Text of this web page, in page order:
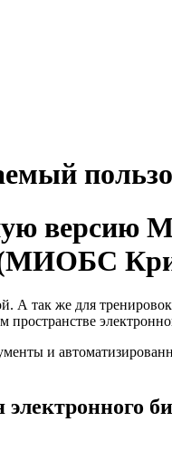
версию
(МИОБС
А так же для
и